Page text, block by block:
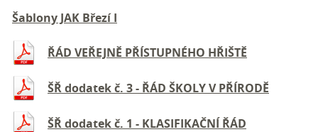
Šablony JAK Březí I
ŘÁD VEŘEJNĚ PŘÍSTUPNÉHO HŘIŠTĚ
ŠŘ dodatek č. 3 - ŘÁD ŠKOLY V PŘÍRODĚ
ŠŘ dodatek č. 1 - KLASIFIKAČNÍ ŘÁD